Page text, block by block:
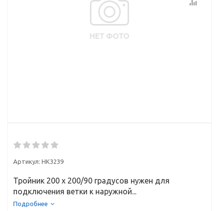
Артикул: НК3239
Тройник 200 х 200/90 градусов нужен для
подключения ветки к наружной...
Подробнее